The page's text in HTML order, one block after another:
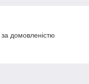
домовленістю